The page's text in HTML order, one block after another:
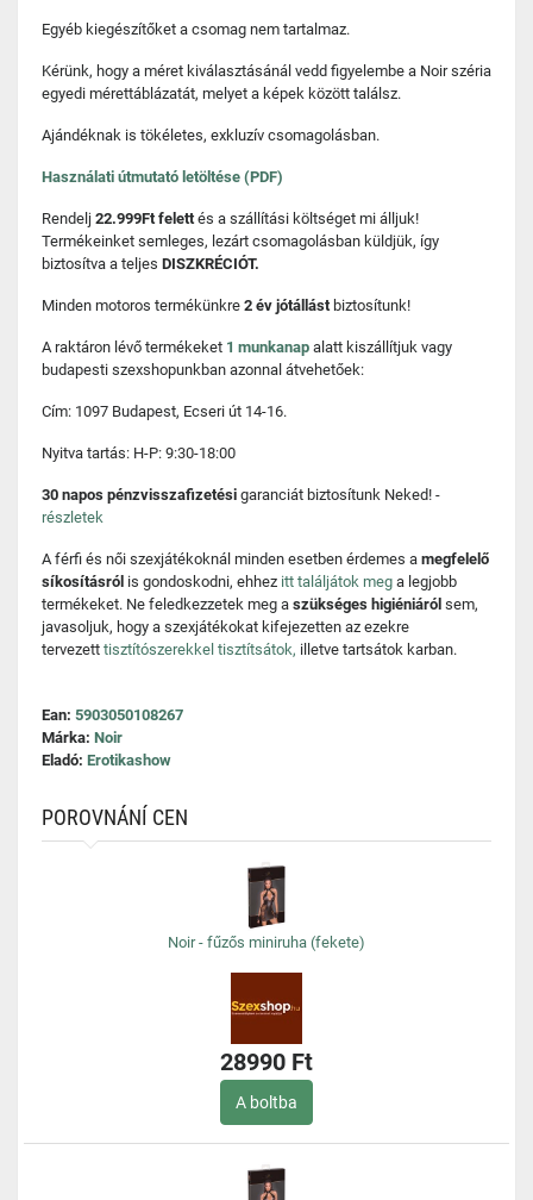
Egyéb kiegészítőket a csomag nem tartalmaz.
Kérünk, hogy a méret kiválasztásánál vedd figyelembe a Noir széria
egyedi mérettáblázatát, melyet a képek között találsz.
Ajándéknak is tökéletes, exkluzív csomagolásban.
Használati útmutató letöltése (PDF)
Rendelj 22.999Ft felettés a szállítási költséget mi álljuk!
Termékeinket semleges, lezárt csomagolásban küldjük, így
biztosítva a teljes DISZKRÉCIÓT.
Minden motoros termékünkre 2 év jótállást biztosítunk!
A raktáron lévő termékeket 1 munkanap alatt kiszállítjuk vagy
budapesti szexshopunkban azonnal átvehetőek:
Cím: 1097 Budapest, Ecseri út 14-16.
Nyitva tartás: H-P: 9:30-18:00
30 napos pénzvisszafizetési garanciát biztosítunk Neked! -
részletek
A férfi és női szexjátékoknál minden esetben érdemes a megfelelő
síkosításról is gondoskodni, ehhez itt találjátok meg a legjobb
termékeket. Ne feledkezzetek meg a szükséges higiéniáról sem,
javasoljuk, hogy a szexjátékokat kifejezetten az ezekre
tervezett tisztítószerekkel tisztítsátok, illetve tartsátok karban.
Ean: 5903050108267
Márka: Noir
Eladó: Erotikashow
POROVNÁNÍ CEN
Noir - fűzős miniruha (fekete)
28990 Ft
A boltba